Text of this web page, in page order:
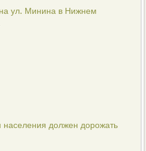
ул. Минина в Нижнем
населения должен дорожать